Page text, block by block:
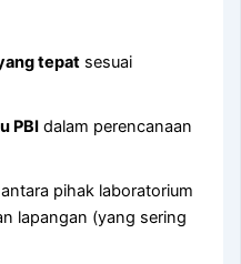
tepat sesuai
PBI dalam perencanaan
antara pihak laboratorium
lapangan (yang sering